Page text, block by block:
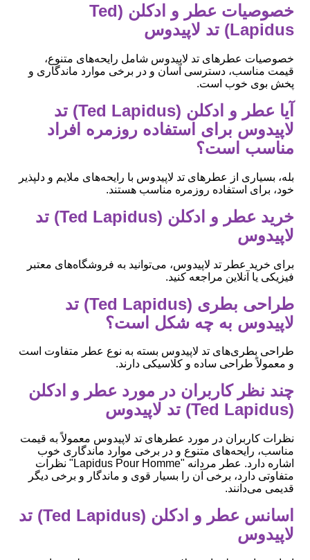
خصوصیات عطر و ادکلن (Ted
Lapidus) تد لاپیدوس
خصوصیات عطرهای تد لاپیدوس شامل رایحه‌های متنوع،
قیمت مناسب، دسترسی آسان و در برخی موارد ماندگاری و
پخش بوی خوب است.
آیا عطر و ادکلن (Ted Lapidus) تد
لاپیدوس برای استفاده روزمره افراد
مناسب است؟
بله، بسیاری از عطرهای تد لاپیدوس با رایحه‌های ملایم و دلپذیر
خود، برای استفاده روزمره مناسب هستند.
خرید عطر و ادکلن (Ted Lapidus) تد
لاپیدوس
برای خرید عطر تد لاپیدوس، می‌توانید به فروشگاه‌های معتبر
فیزیکی یا آنلاین مراجعه کنید.
طراحی بطری (Ted Lapidus) تد
لاپیدوس به چه شکل است؟
طراحی بطری‌های تد لاپیدوس بسته به نوع عطر متفاوت است
و معمولاً طراحی ساده و کلاسیکی دارند.
چند نظر کاربران در مورد عطر و ادکلن
(Ted Lapidus) تد لاپیدوس
نظرات کاربران در مورد عطرهای تد لاپیدوس معمولاً به قیمت
مناسب، رایحه‌های متنوع و در برخی موارد ماندگاری خوب
اشاره دارد. عطر مردانه "Lapidus Pour Homme" نظرات
متفاوتی دارد، برخی آن را بسیار قوی و ماندگار و برخی دیگر
قدیمی می‌دانند.
اسانس عطر و ادکلن (Ted Lapidus) تد
لاپیدوس